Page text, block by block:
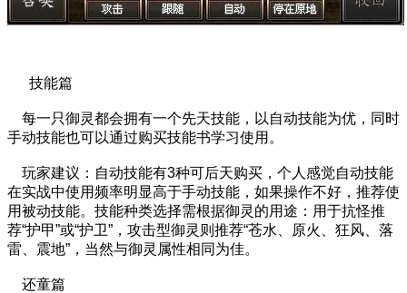
技能篇
每一只御灵都会拥有一个先天技能，以自动技能为优，同时
手动技能也可以通过购买技能书学习使用。
玩家建议：自动技能有3种可后天购买，个人感觉自动技能
在实战中使用频率明显高于手动技能，如果操作不好，推荐使
用被动技能。技能种类选择需根据御灵的用途：用于抗怪推
荐“护甲”或“护卫”，攻击型御灵则推荐“苍水、原火、狂风、落
雷、震地”，当然与御灵属性相同为佳。
还童篇